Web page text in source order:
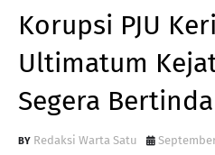
Korupsi PJU
Ultimatum
Segera
Redaksi Warta Satu